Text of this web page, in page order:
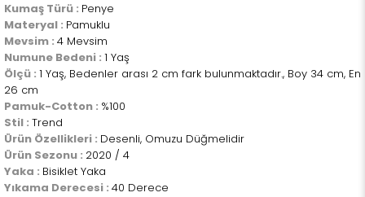
Kumaş Türü : Penye
Materyal : Pamuklu
Mevsim : 4 Mevsim
Numune Bedeni : 1 Yaş
Ölçü : 1 Yaş, Bedenler arası 2 cm fark bulunmaktadır., Boy 34 cm, En
26 cm
Pamuk-Cotton : %100
Stil : Trend
Ürün Özellikleri : Desenli, Omuzu Düğmelidir
Ürün Sezonu : 2020 / 4
Yaka : Bisiklet Yaka
Yıkama Derecesi : 40 Derece